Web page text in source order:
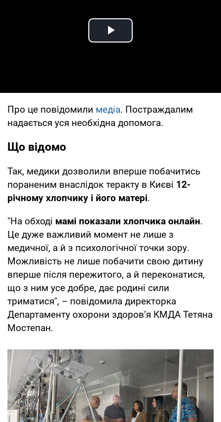
Play Video
Про це повідомили медіа. Постраждалим
надається уся необхідна допомога.
Що відомо
Так, медики дозволили вперше побачитись
пораненим внаслідок теракту в Києві 12-
річному хлопчику і його матері.
"На обході мамі показали хлопчика онлайн.
Це дуже важливий момент не лише з
медичної, а й з психологічної точки зору.
Можливість не лише побачити свою дитину
вперше після пережитого, а й переконатися,
що з ним усе добре, дає родині сили
триматися", – повідомила директорка
Департаменту охорони здоров’я КМДА Тетяна
Мостепан.